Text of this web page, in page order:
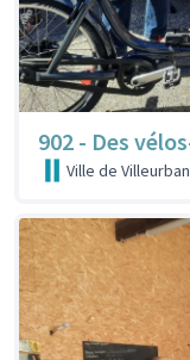
902 - Des
Ville de